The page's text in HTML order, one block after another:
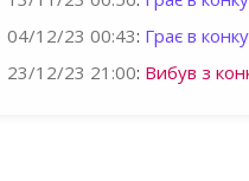
04/12/23 00:43: Грає в
23/12/23 21:00: Вибув з